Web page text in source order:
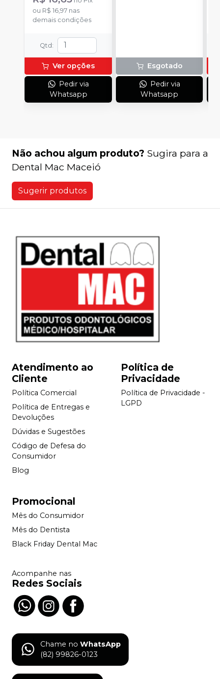
ou R$ 16,97 nas
demais condições
Qtd :
Ver opções
Pedir via
Whatsapp
Esgotado
Pedir via
Whatsapp
Não achou algum produto? Sugira para a
Dental Mac Maceió
Sugerir produtos
Atendimento ao
Cliente
Política Comercial
Política de Entregas e
Devoluções
Dúvidas e Sugestões
Código de Defesa do
Consumidor
Blog
Política de
Privacidade
Política de Privacidade -
LGPD
Promocional
Mês do Consumidor
Mês do Dentista
Black Friday Dental Mac
Acompanhe nas
Redes Sociais
Chame no WhatsApp
(82) 99826-0123